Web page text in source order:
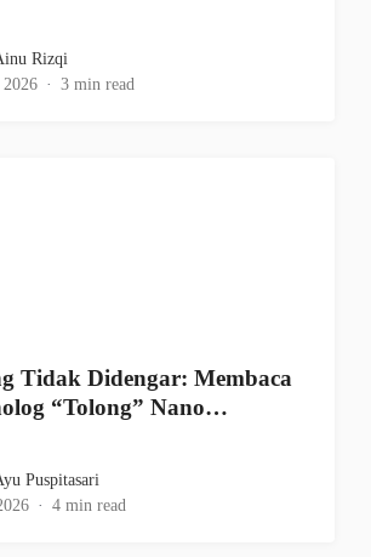
Rizqi
3 min read
Tidak Didengar: Membaca
“Tolong” Nano…
Puspitasari
4 min read